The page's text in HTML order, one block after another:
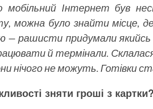
мобільний Інтернет був
можна було знайти місце, де
— рашисти придумали
й термінали.
нічого не можуть. Готівки
зняти гроші з картки?